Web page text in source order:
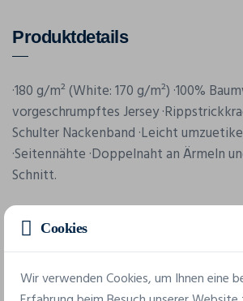
Produktdetails
·180 g/m² (White: 170 g/m²) ·100%
vorgeschrumpftes Jersey
Schulter Nackenband ·Leicht
·Seitennähte ·Doppelnaht an Ärmeln
Schnitt.
Cookies
Wir verwenden Cookies, um Ihnen eine